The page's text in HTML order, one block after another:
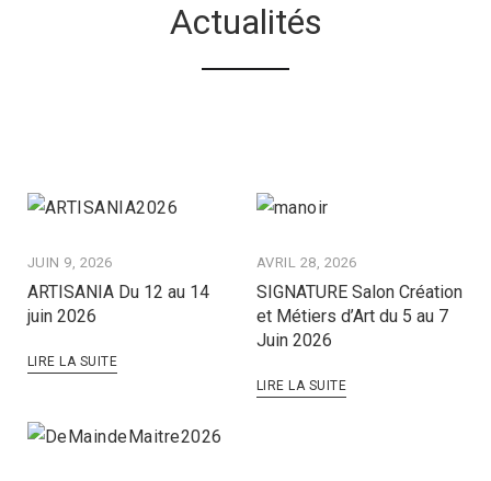
Actualités
JUIN 9, 2026
ARTISANIA Du 12 au 14
juin 2026
LIRE LA SUITE
AVRIL 28, 2026
SIGNATURE Salon Création
et Métiers d’Art du 5 au 7
Juin 2026
LIRE LA SUITE